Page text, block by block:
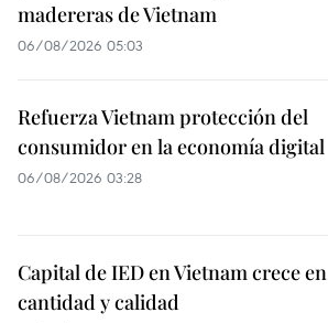
madereras de Vietnam
06/08/2026 05:03
Refuerza Vietnam protección del
consumidor en la economía digital
06/08/2026 03:28
Capital de IED en Vietnam crece en
cantidad y calidad